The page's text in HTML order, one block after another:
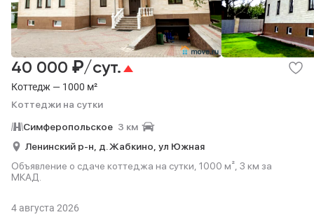
Коттедж — 1000 м²
Коттеджи на сутки
40 000 ₽/сут.
Симферопольское 3 км
Ленинский р-н, д. Жабкино, ул Южная
Объявление о сдаче коттеджа на сутки, 1000 м², 3 км за
МКАД.
4 августа 2026